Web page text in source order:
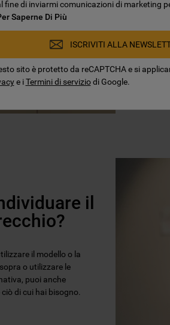
parti
secondo
la
il
il modello o la
o utilizzare le
puoi anche
di cui hai bisogno.
fine di inviarmi comunicazioni di marketing
Saperne Di Più
ISCRIVITI ALLA
sito è protetto da reCAPTCHA e si
e iTermini di serviziodi Google.